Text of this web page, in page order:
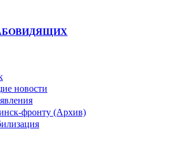
новости
фронту (Архив)